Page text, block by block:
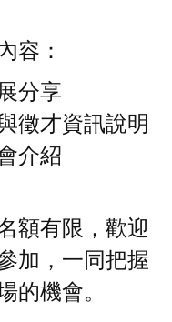
容：
分享
徵才資訊說明
介紹
額有限，歡迎
加，一同把握
的機會。